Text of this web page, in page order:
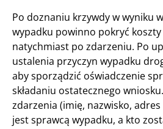
Po doznaniu krzywdy w wyniku
wypadku powinno pokryć
natychmiast po zdarzeniu. Po
ustalenia przyczyn wypadku
aby sporządzić oświadczenie
składaniu ostatecznego
zdarzenia (imię, nazwisko,
jest sprawcą wypadku, a kto